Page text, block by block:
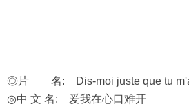
◎片 名: Dis-moi juste que tu
◎中 文 名: 爱我在心口难开